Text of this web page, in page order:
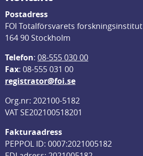
Postadress
FOI Totalförsvarets forskningsinstitut
164 90 Stockholm
Telefon: 08-555 030 00
Fax: 08-555 031 00
registrator@foi.se
Org.nr: 202100-5182
VAT SE202100518201
Fakturaadress
PEPPOL ID: 0007:2021005182